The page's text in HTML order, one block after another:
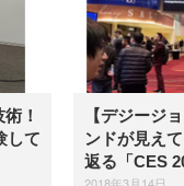
！
して
【デジージ
ンドが見え
返る「CES